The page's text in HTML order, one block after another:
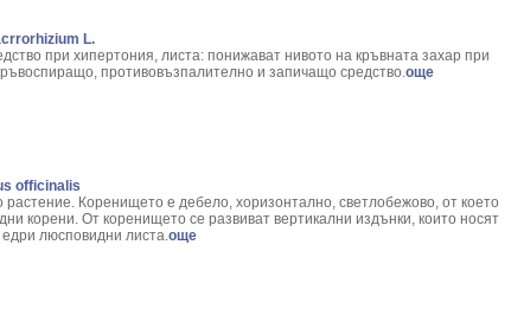
L.
при хипертония, листа: понижават нивото на кръвната захар при
противовъзпалително и запичащо средство.още
officinalis
растение. Коренището е дебело, хоризонтално, светлобежово, от което
корени. От коренището се развиват вертикални издънки, които носят
люсповидни листа.още